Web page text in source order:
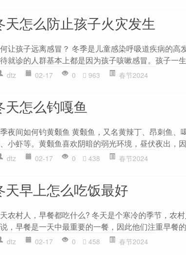
天怎么防止孩子火灾发生
让孩子远离感冒？ 冬季是儿童感染呼吸道疾病的
就诊的人群基本上都是因为孩子咳嗽感冒。孩子一
dtz 02-17 0 963 春节2024
天怎么钓嘎鱼
夜间如何钓黄颡鱼 黄颡鱼，又名黄辣丁、昂刺鱼
小虾等。黄颡鱼喜欢阴暗的弱光环境，昼伏夜出，
dtz 02-17 0 438 春节2024
天早上怎么吃饭最好
农村人，早餐都吃什么? 冬天是个寒冷的季节，农
，早餐是一天中最重要的一餐，因此他们注重早餐
dtz 02-17 0 458 春节2024